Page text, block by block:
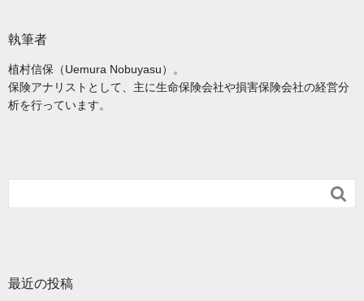
執筆者
植村信保（Uemura Nobuyasu）。
保険アナリストとして、主に生命保険会社や損害保険会社の経営分
析を行っています。

最近の投稿